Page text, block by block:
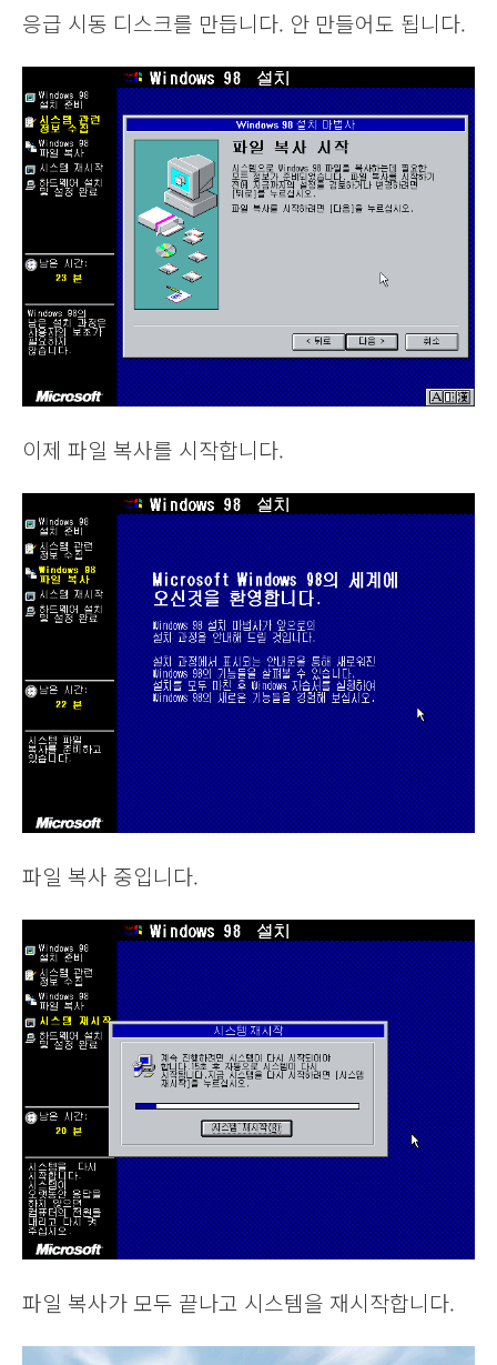
응급 시동 디스크를 만듭니다. 안 만들어도 됩니다.
이제 파일 복사를 시작합니다.
파일 복사 중입니다.
파일 복사가 모두 끝나고 시스템을 재시작합니다.